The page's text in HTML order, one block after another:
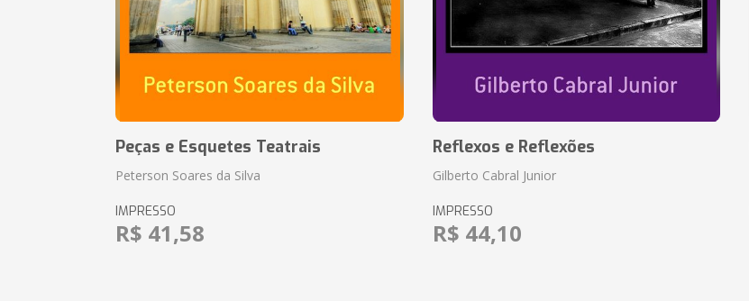
Peças e Esquetes Teatrais
Peterson Soares da Silva
IMPRESSO
R$ 41,58
Reflexos e Reflexões
Gilberto Cabral Junior
IMPRESSO
R$ 44,10